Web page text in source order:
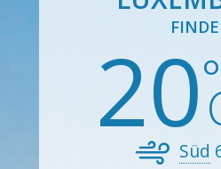
20
Süd